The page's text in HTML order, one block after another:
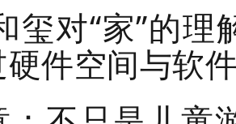
玺对“家”的
硬件空间与软